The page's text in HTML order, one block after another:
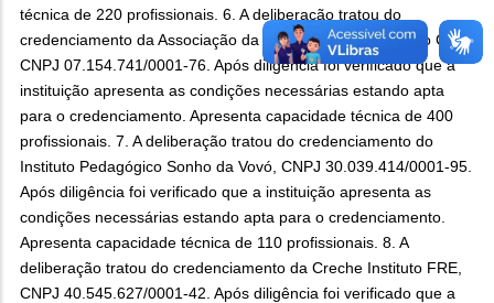
técnica de 220 profissionais. 6. A deliberação tratou do
credenciamento da Associação da Escolinha Pedacinho do Céu,
CNPJ 07.154.741/0001-76. Após diligência foi verificado que a
instituição apresenta as condições necessárias estando apta
para o credenciamento. Apresenta capacidade técnica de 400
profissionais. 7. A deliberação tratou do credenciamento do
Instituto Pedagógico Sonho da Vovó, CNPJ 30.039.414/0001-95.
Após diligência foi verificado que a instituição apresenta as
condições necessárias estando apta para o credenciamento.
Apresenta capacidade técnica de 110 profissionais. 8. A
deliberação tratou do credenciamento da Creche Instituto FRE,
CNPJ 40.545.627/0001-42. Após diligência foi verificado que a